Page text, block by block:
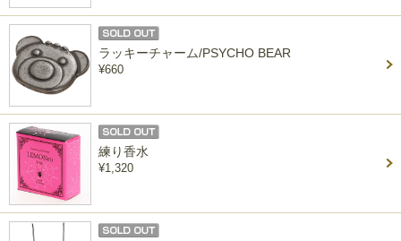
ラッキーチャーム/PSYCHO BEAR
¥660
練り香水
¥1,320